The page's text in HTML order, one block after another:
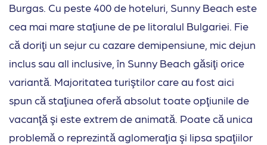
Burgas. Cu peste 400 de hoteluri, Sunny Beach este
cea mai mare staţiune de pe litoralul Bulgariei. Fie
că doriţi un sejur cu cazare demipensiune, mic dejun
inclus sau all inclusive, în Sunny Beach găsiţi orice
variantă. Majoritatea turiştilor care au fost aici
spun că staţiunea oferă absolut toate opţiunile de
vacanţă şi este extrem de animată. Poate că unica
problemă o reprezintă aglomeraţia şi lipsa spaţiilor